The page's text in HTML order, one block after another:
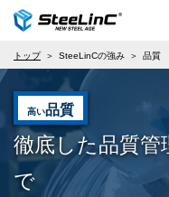
トップ SteeLinCの強み 品質
高い品質
徹底した品質管
で